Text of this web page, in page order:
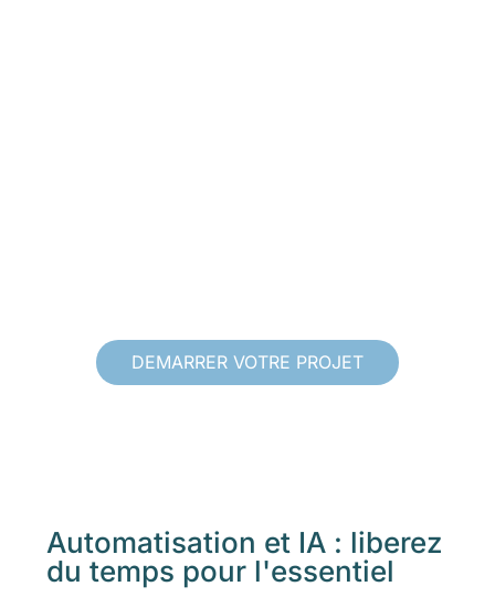
DEMARRER VOTRE PROJET
Automatisation et IA : liberez
du temps pour l'essentiel